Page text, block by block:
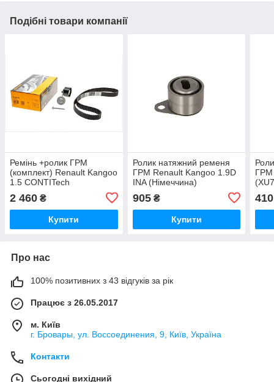
Подібні товари компанії
Ремінь +ролик ГРМ
(комплект) Renault Kangoo
1.5 CONTITech
2 460 ₴
Купити
Ролик натяжний ременя
ГРМ Renault Kangoo 1.9D
INA (Німеччина)
905₴
Купити
ГРМ
410
Про нас
100% позитивних з 43 відгуків за рік
Працює з 26.05.2017
м. Київ
г. Бровары, ул. Воссоединения, 9, Київ, Україна
Контакти
Сьогодні вихідний